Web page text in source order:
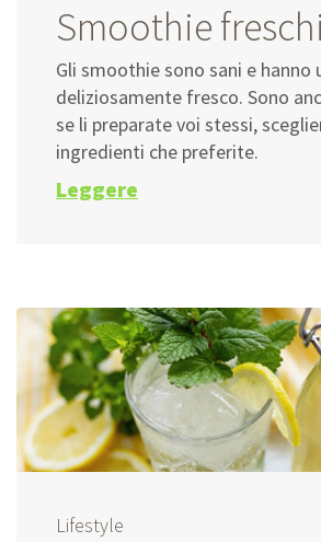
Smoothie
Gli smoothie sono sani e hanno
deliziosamente fresco. Sono
se li preparate voi stessi,
ingredienti che preferite.
Leggere
Lifestyle